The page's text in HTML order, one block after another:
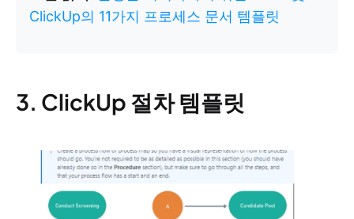
ClickUp의 11가지 프로세스 문서 템플릿
3. ClickUp 절차 템플릿